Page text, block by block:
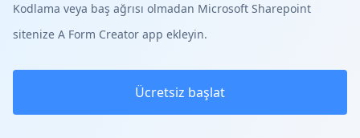
Kodlama veya baş ağrısı olmadan Microsoft Sharepoint
sitenize A Form Creator app ekleyin.
Ücretsiz başlat